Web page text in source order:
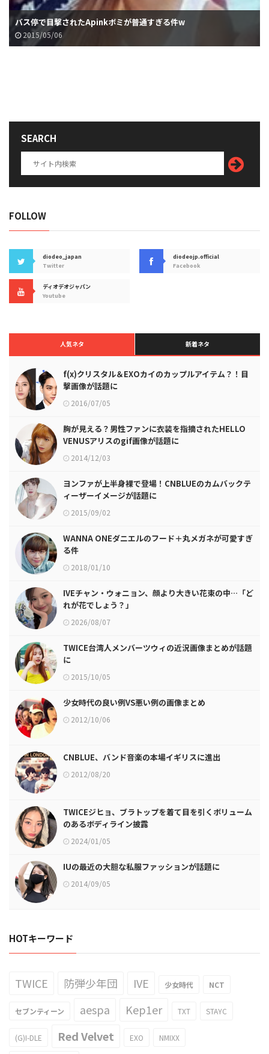
バス停で目撃されたApinkボミが普通すぎる件w
2015/05/06
SEARCH
FOLLOW
diodeo_japan
Twitter
diodeojp.official
Facebook
ディオデオジャパン
Youtube
人気ネタ 新着ネタ
f(x)クリスタル＆EXOカイのカップルアイテム？！目
撃画像が話題に
2016/07/05
胸が見える？男性ファンに衣装を指摘されたHELLO
VENUSアリスのgif画像が話題に
2014/12/03
ヨンファが上半身裸で登場！CNBLUEのカムバックテ
ィーザーイメージが話題に
2015/09/02
WANNA ONEダニエルのフード＋丸メガネが可愛すぎ
る件
2018/01/10
IVEチャン・ウォニョン、顔より大きい花束の中…「ど
れが花でしょう？」
2026/08/07
TWICE台湾人メンバーツウィの近況画像まとめが話題
に
2015/10/05
少女時代の良い例VS悪い例の画像まとめ
2012/10/06
CNBLUE、バンド音楽の本場イギリスに進出
2012/08/20
TWICEジヒョ、ブラトップを着て目を引くボリューム
のあるボディライン披露
2024/01/05
IUの最近の大胆な私服ファッションが話題に
2014/09/05
HOTキーワード
TWICE 防弾少年団 IVE 少女時代 NCT
セブンティーン aespa Kep1er TXT STAYC
(G)I-DLE Red Velvet EXO NMIXX